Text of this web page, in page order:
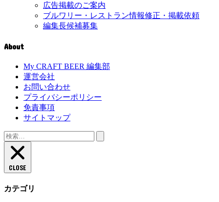
広告掲載のご案内
ブルワリー・レストラン情報修正・掲載依頼
編集長候補募集
About
My CRAFT BEER 編集部
運営会社
お問い合わせ
プライバシーポリシー
免責事項
サイトマップ
検
索:
CLOSE
カテゴリ